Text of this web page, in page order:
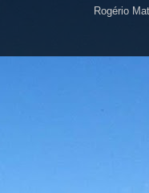
Rogério